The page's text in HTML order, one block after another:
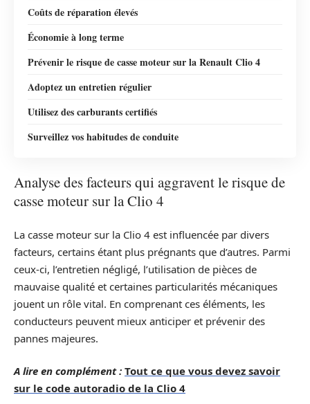
Coûts de réparation élevés
Économie à long terme
Prévenir le risque de casse moteur sur la Renault Clio 4
Adoptez un entretien régulier
Utilisez des carburants certifiés
Surveillez vos habitudes de conduite
Analyse des facteurs qui aggravent le risque de
casse moteur sur la Clio 4
La casse moteur sur la Clio 4 est influencée par divers
facteurs, certains étant plus prégnants que d’autres. Parmi
ceux-ci, l’entretien négligé, l’utilisation de pièces de
mauvaise qualité et certaines particularités mécaniques
jouent un rôle vital. En comprenant ces éléments, les
conducteurs peuvent mieux anticiper et prévenir des
pannes majeures.
A lire en complément : Tout ce que vous devez savoir
sur le code autoradio de la Clio 4